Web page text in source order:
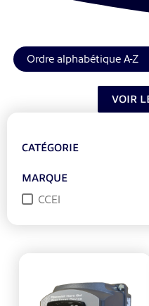
VOIR
CATÉGORIE
MARQUE
CCEI